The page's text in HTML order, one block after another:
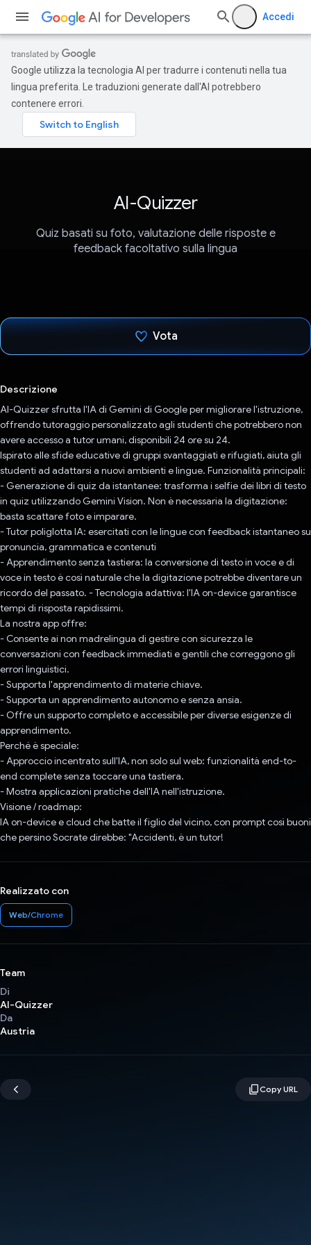
Accedi
Google utilizza la tecnologia AI per tradurre i contenuti nella tua
lingua preferita. Le traduzioni generate dall'AI potrebbero
contenere errori.
AI-Quizzer
Quiz basati su foto, valutazione delle risposte e
feedback facoltativo sulla lingua
Vota
Descrizione
AI-Quizzer sfrutta l'IA di Gemini di Google per migliorare l'istruzione,
offrendo tutoraggio personalizzato agli studenti che potrebbero non
avere accesso a tutor umani, disponibili 24 ore su 24.
Ispirato alle sfide educative di gruppi svantaggiati e rifugiati, aiuta gli
studenti ad adattarsi a nuovi ambienti e lingue. Funzionalità principali:
- Generazione di quiz da istantanee: trasforma i selfie dei libri di testo
in quiz utilizzando Gemini Vision. Non è necessaria la digitazione:
basta scattare foto e imparare.
- Tutor poliglotta IA: esercitati con le lingue con feedback istantaneo su
pronuncia, grammatica e contenuti
- Apprendimento senza tastiera: la conversione di testo in voce e di
voce in testo è così naturale che la digitazione potrebbe diventare un
ricordo del passato. - Tecnologia adattiva: l'IA on-device garantisce
tempi di risposta rapidissimi.
La nostra app offre:
- Consente ai non madrelingua di gestire con sicurezza le
conversazioni con feedback immediati e gentili che correggono gli
errori linguistici.
- Supporta l'apprendimento di materie chiave.
- Supporta un apprendimento autonomo e senza ansia.
- Offre un supporto completo e accessibile per diverse esigenze di
apprendimento.
Perché è speciale:
- Approccio incentrato sull'IA, non solo sul web: funzionalità end-to-
end complete senza toccare una tastiera.
- Mostra applicazioni pratiche dell'IA nell'istruzione.
Visione / roadmap:
IA on-device e cloud che batte il figlio del vicino, con prompt così buoni
che persino Socrate direbbe: "Accidenti, è un tutor!
Realizzato con
Web/Chrome
Team
Di
AI-Quizzer
Da
Austria